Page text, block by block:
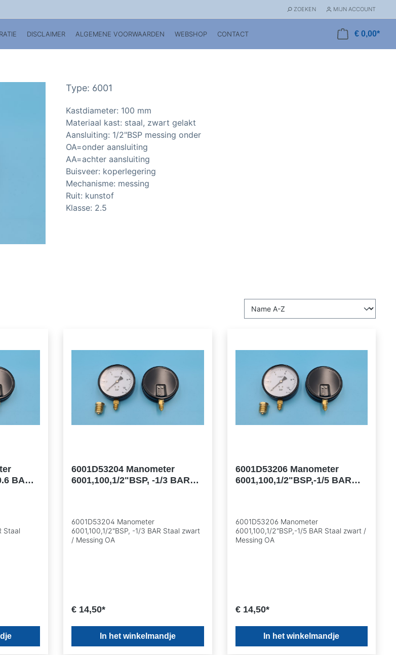
ZOEKEN MIJN ACCOUNT
DISCLAIMER ALGEMENE VOORWAARDEN WEBSHOP CONTACT € 0,00*
Type: 6001
Kastdiameter: 100 mm
Materiaal kast: staal, zwart gelakt
Aansluiting: 1/2"BSP messing onder
OA=onder aansluiting
AA=achter aansluiting
Buisveer: koperlegering
Mechanisme: messing
Ruit: kunstof
Klasse: 2.5
BAR
Staal
6001D53204 Manometer
6001,100,1/2"BSP, -1/3 BAR
6001D53204 Manometer
6001,100,1/2"BSP, -1/3 BAR Staal zwart
/ Messing OA
€ 14,50*
In het winkelmandje
6001D53206 Manometer
6001,100,1/2"BSP,-1/5 BAR
6001D53206 Manometer
6001,100,1/2"BSP,-1/5 BAR Staal zwart /
Messing OA
€ 14,50*
In het winkelmandje